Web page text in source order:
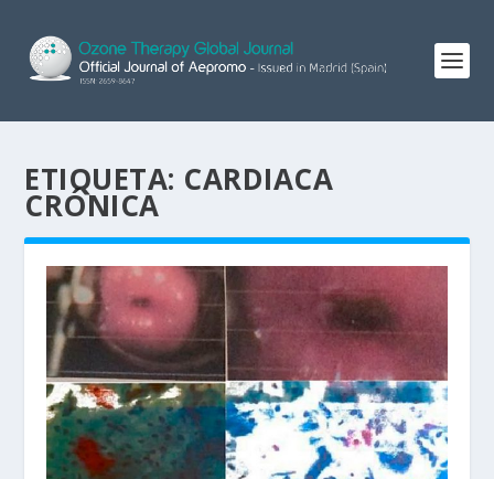
ETIQUETA: CARDIACA
CRÓNICA